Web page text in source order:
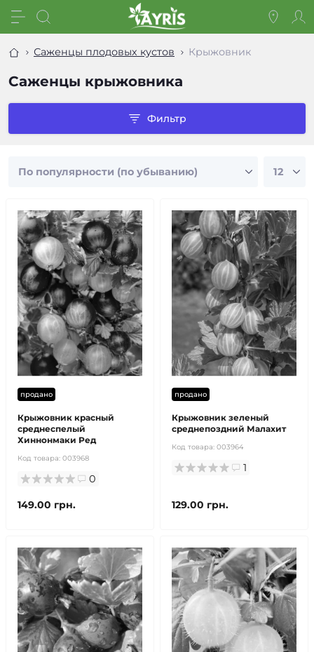
Саженцы плодовых кустов Крыжовник
Саженцы крыжовника
Фильтр
продано
Крыжовник красный
среднеспелый
Хиннонмаки Ред
Код товара: 003968
0
149.00 грн.
продано
Крыжовник зеленый
среднепоздний Малахит
Код товара: 003964
1
129.00 грн.